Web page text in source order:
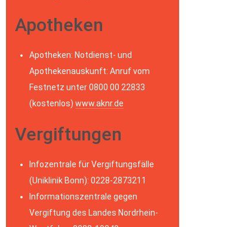
Apotheken
Apotheken: Notdienst- und
Apothekenauskunft: Anruf vom
Festnetz unter 0800 00 22833
(kostenlos) www.aknr.de
Vergiftungen
Infozentrale für Vergiftungsfälle
(Uniklinik Bonn): 0228-2873211
Informationszentrale gegen
Vergiftung des Landes Nordrhein-